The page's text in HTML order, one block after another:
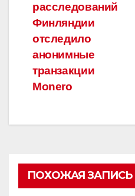
записям
расследований
Финляндии
отследило
анонимные
транзакции
Monero
ПОХОЖАЯ ЗАПИСЬ